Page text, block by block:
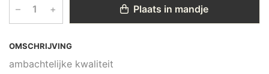
OMSCHRIJVING
ambachtelijke kwaliteit
– + Plaats in mandje